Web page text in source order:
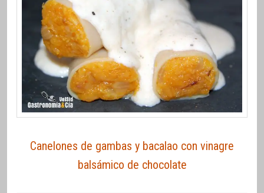
Canelones de gambas y bacalao con vinagre
balsámico de chocolate